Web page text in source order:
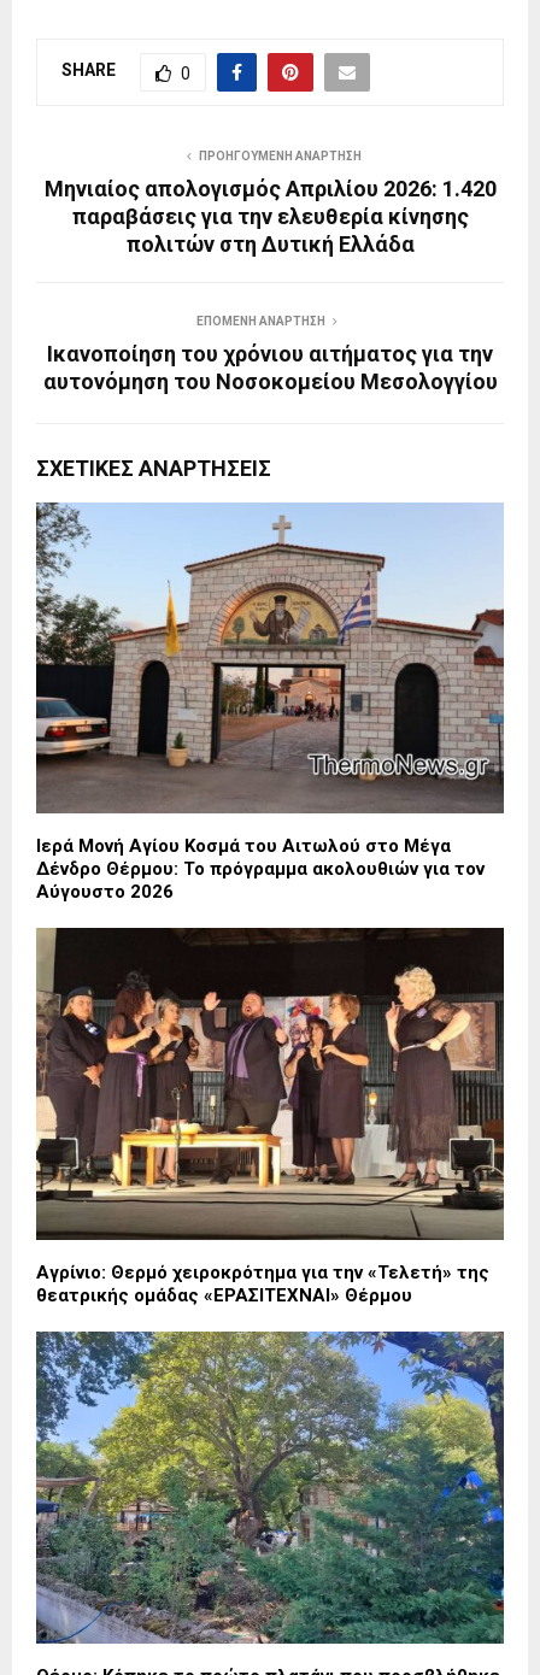
SHARE 0
ΠΡΟΗΓΟΎΜΕΝΗ ΑΝΆΡΤΗΣΗ
Μηνιαίος απολογισμός Απριλίου 2026: 1.420
παραβάσεις για την ελευθερία κίνησης
πολιτών στη Δυτική Ελλάδα
ΕΠΌΜΕΝΗ ΑΝΆΡΤΗΣΗ
Ικανοποίηση του χρόνιου αιτήματος για την
αυτονόμηση του Νοσοκομείου Μεσολογγίου
ΣΧΕΤΙΚΈΣ ΑΝΑΡΤΉΣΕΙΣ
Ιερά Μονή Αγίου Κοσμά του Αιτωλού στο Μέγα
Δένδρο Θέρμου: Το πρόγραμμα ακολουθιών για τον
Αύγουστο 2026
Αγρίνιο: Θερμό χειροκρότημα για την «Τελετή» της
θεατρικής ομάδας «ΕΡΑΣΙΤΕΧΝΑΙ» Θέρμου